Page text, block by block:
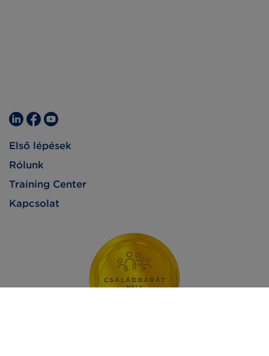
Első lépések
Rólunk
Training Center
Kapcsolat